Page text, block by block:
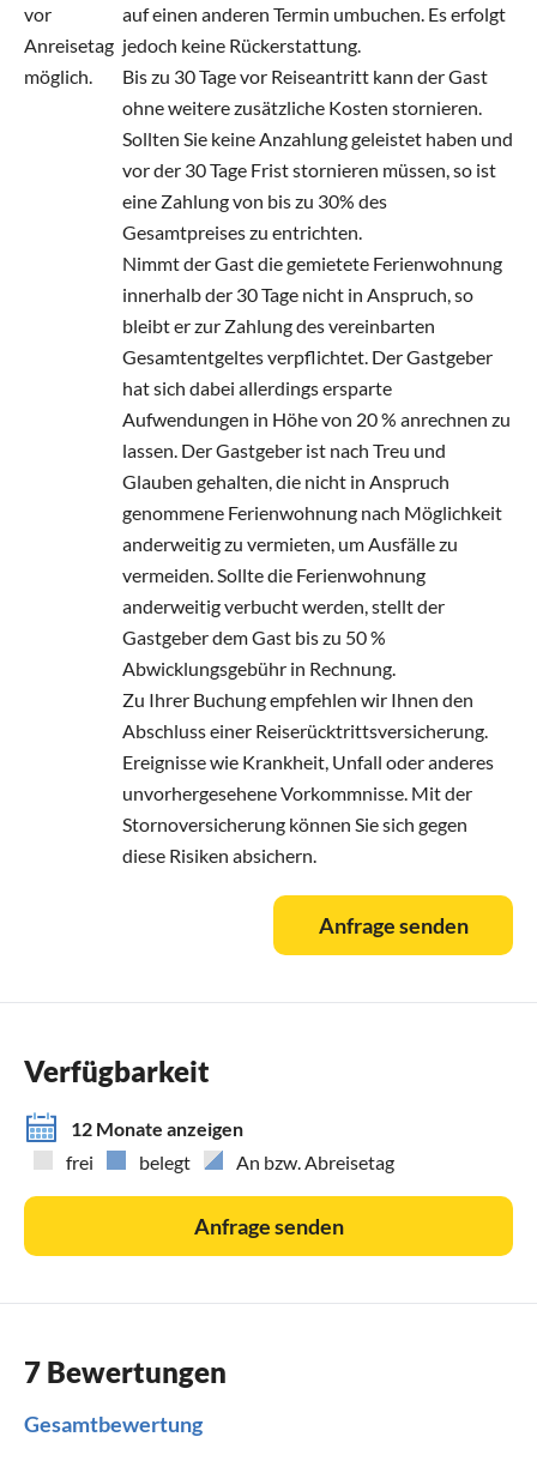
vor
Anreisetag
möglich.
auf einen anderen Termin umbuchen. Es erfolgt
jedoch keine Rückerstattung.
Bis zu 30 Tage vor Reiseantritt kann der Gast
ohne weitere zusätzliche Kosten stornieren.
Sollten Sie keine Anzahlung geleistet haben und
vor der 30 Tage Frist stornieren müssen, so ist
eine Zahlung von bis zu 30% des
Gesamtpreises zu entrichten.
Nimmt der Gast die gemietete Ferienwohnung
innerhalb der 30 Tage nicht in Anspruch, so
bleibt er zur Zahlung des vereinbarten
Gesamtentgeltes verpflichtet. Der Gastgeber
hat sich dabei allerdings ersparte
Aufwendungen in Höhe von 20 % anrechnen zu
lassen. Der Gastgeber ist nach Treu und
Glauben gehalten, die nicht in Anspruch
genommene Ferienwohnung nach Möglichkeit
anderweitig zu vermieten, um Ausfälle zu
vermeiden. Sollte die Ferienwohnung
anderweitig verbucht werden, stellt der
Gastgeber dem Gast bis zu 50 %
Abwicklungsgebühr in Rechnung.
Zu Ihrer Buchung empfehlen wir Ihnen den
Abschluss einer Reiserücktrittsversicherung.
Ereignisse wie Krankheit, Unfall oder anderes
unvorhergesehene Vorkommnisse. Mit der
Stornoversicherung können Sie sich gegen
diese Risiken absichern.
Anfrage senden
Verfügbarkeit
12 Monate anzeigen
frei
belegt An bzw. Abreisetag
Anfrage senden
7 Bewertungen
Gesamtbewertung